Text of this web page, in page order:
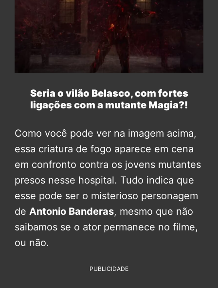
Seria o vilão Belasco, com fortes
ligações com a mutante Magia?!
Como você pode ver na imagem acima,
essa criatura de fogo aparece em cena
em confronto contra os jovens mutantes
presos nesse hospital. Tudo indica que
esse pode ser o misterioso personagem
de Antonio Banderas, mesmo que não
saibamos se o ator permanece no filme,
ou não.
PUBLICIDADE